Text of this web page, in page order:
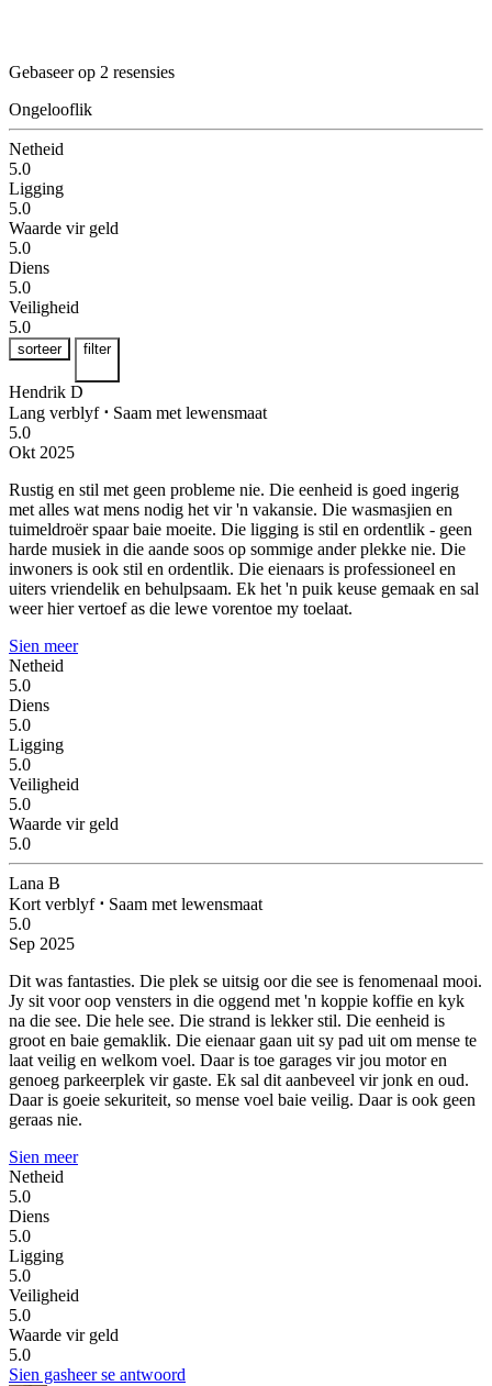
Gebaseer op 2 resensies
Ongelooflik
Netheid
5.0
Ligging
5.0
Waarde vir geld
5.0
Diens
5.0
Veiligheid
5.0
sorteer filter
Hendrik D
Lang verblyf ⋅ Saam met lewensmaat
5.0
Okt 2025
Rustig en stil met geen probleme nie. Die eenheid is goed ingerig
met alles wat mens nodig het vir 'n vakansie. Die wasmasjien en
tuimeldroër spaar baie moeite. Die ligging is stil en ordentlik - geen
harde musiek in die aande soos op sommige ander plekke nie. Die
inwoners is ook stil en ordentlik. Die eienaars is professioneel en
uiters vriendelik en behulpsaam. Ek het 'n puik keuse gemaak en sal
weer hier vertoef as die lewe vorentoe my toelaat.
Sien meer
Netheid
5.0
Diens
5.0
Ligging
5.0
Veiligheid
5.0
Waarde vir geld
5.0
Lana B
Kort verblyf ⋅ Saam met lewensmaat
5.0
Sep 2025
Dit was fantasties. Die plek se uitsig oor die see is fenomenaal mooi.
Jy sit voor oop vensters in die oggend met 'n koppie koffie en kyk
na die see. Die hele see. Die strand is lekker stil. Die eenheid is
groot en baie gemaklik. Die eienaar gaan uit sy pad uit om mense te
laat veilig en welkom voel. Daar is toe garages vir jou motor en
genoeg parkeerplek vir gaste. Ek sal dit aanbeveel vir jonk en oud.
Daar is goeie sekuriteit, so mense voel baie veilig. Daar is ook geen
geraas nie.
Sien meer
Netheid
5.0
Diens
5.0
Ligging
5.0
Veiligheid
5.0
Waarde vir geld
5.0
Sien gasheer se antwoord